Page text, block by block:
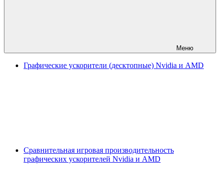
Меню
Графические ускорители (десктопные) Nvidia и AMD
Сравнительная игровая производительность
графических ускорителей Nvidia и AMD